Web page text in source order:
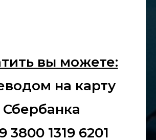
вы можете:
на карту
Сбербанка
3800 1319 6201